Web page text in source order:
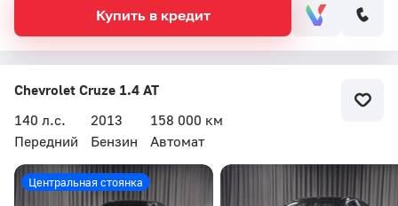
Купить в кредит
Chevrolet Cruze 1.4 AT
140 л.с.
2013
158 000 км
Передний
Бензин Автомат
Центральная стоянка